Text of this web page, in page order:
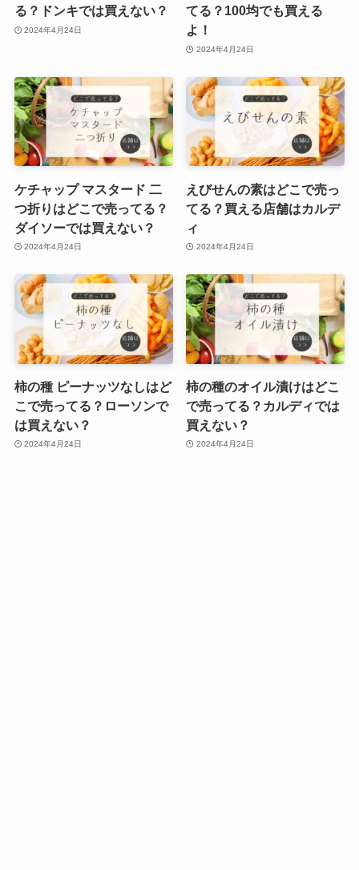
る？ドンキでは買えない？
2024年4月24日
てる？100均でも買える
よ！
2024年4月24日
ケチャップ マスタード 二
つ折りはどこで売ってる？
ダイソーでは買えない？
2024年4月24日
えびせんの素はどこで売っ
てる？買える店舗はカルデ
ィ
2024年4月24日
柿の種 ピーナッツなしはど
こで売ってる？ローソンで
は買えない？
2024年4月24日
柿の種のオイル漬けはどこ
で売ってる？カルディでは
買えない？
2024年4月24日